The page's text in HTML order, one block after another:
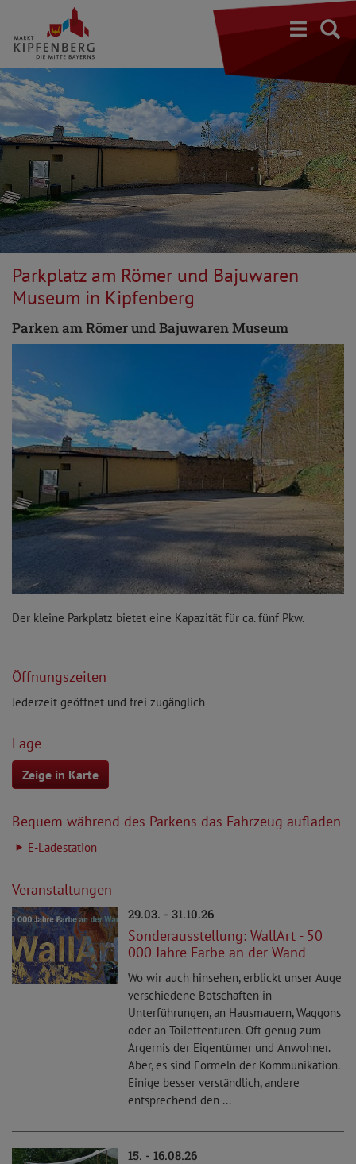
Parkplatz am Römer und Bajuwaren
Museum in Kipfenberg
Parken am Römer und Bajuwaren Museum
Der kleine Parkplatz bietet eine Kapazität für ca. fünf Pkw.
Öffnungszeiten
Jederzeit geöffnet und frei zugänglich
Lage
Zeige in Karte
Bequem während des Parkens das Fahrzeug aufladen
E-Ladestation
Veranstaltungen
29.03. - 31.10.26
Sonderausstellung: WallArt - 50
000 Jahre Farbe an der Wand
Wo wir auch hinsehen, erblickt unser Auge
verschiedene Botschaften in
Unterführungen, an Hausmauern, Waggons
oder an Toilettentüren. Oft genug zum
Ärgernis der Eigentümer und Anwohner.
Aber, es sind Formeln der Kommunikation.
Einige besser verständlich, andere
entsprechend den ...
15. - 16.08.26